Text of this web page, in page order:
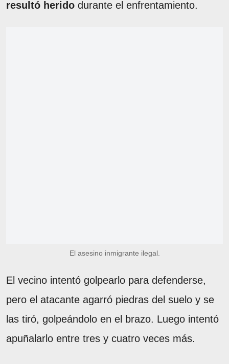
resultó herido durante el enfrentamiento.
El asesino inmigrante ilegal.
El vecino intentó golpearlo para defenderse,
pero el atacante agarró piedras del suelo y se
las tiró, golpeándolo en el brazo. Luego intentó
apuñalarlo entre tres y cuatro veces más.